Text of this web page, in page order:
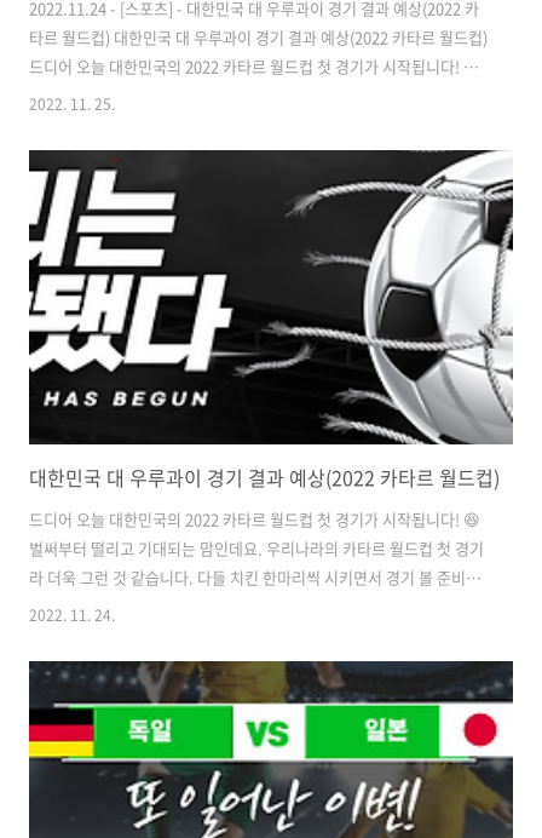
2022.11.24 - [스포츠] - 대한민국 대 우루과이 경기 결과 예상(2022 카
타르 월드컵) 대한민국 대 우루과이 경기 결과 예상(2022 카타르 월드컵)
드디어 오늘 대한민국의 2022 카타르 월드컵 첫 경기가 시작됩니다! 😆
벌써부터 떨리고 기대되는 맘인데요. 우리나라의 카타르 월드컵 첫 경기
www.12everything.com 지금 시간으로 어제인 2022년 11월 24일
(목)에 드디어 대한민국의 카타르 월드컵 첫 경기인 대한민국 대 우루과
이전 경기가 펼쳐졌습니다. 어제 포스팅했지만, AI도 전문가들도 우루과
이의 승리를 70% 예측했었더랬죠.😢 (솔직히 저도 조금의 우려를 하기
도 했습니다..😅) 하지만 4년간 한 감독인 벤투 감독님 밑에서 ..
2022. 11. 25.
대한민국 대 우루과이 경기 결과 예상(2022 카타르 월드컵)
드디어 오늘 대한민국의 2022 카타르 월드컵 첫 경기가 시작됩니다! 😆
벌써부터 떨리고 기대되는 맘인데요. 우리나라의 카타르 월드컵 첫 경기
라 더욱 그런 것 같습니다. 다들 치킨 한마리씩 시키면서 경기 볼 준비를
하고 계실 것 같은데요 😋 저도 친구들과 다 같이 모여 경기를 보기로 했
이 좋은 성적을 내기를 기대할 것 같은데요. 특히 최근 사우디와 일본의
대이변을 보며 더욱 우리 대표팀에게 기대하는 마음이 생기게 된 것 같습
니다. 그렇다면 우리나라와 우루과이의 전적 및 승부 예측은 어떻게 나왔
을지 한 번 살펴보도록 하겠습니다. 지금까지 대한민국과 우루과이가 월
드컵에서 만난 것은 2번인데 2번 모두 대한민국이 패배하는 쓰라린 경험
2022. 11. 24.